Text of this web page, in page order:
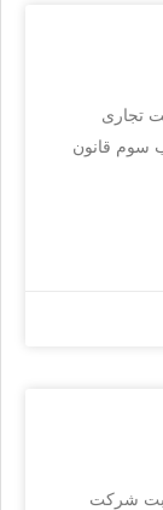
تجاری
اول از باب سوم قانون
شرکت